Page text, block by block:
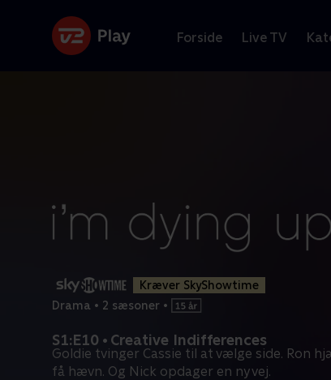
Forside Live TV
Kræver SkyShowtime
Drama • 2 sæsoner •
S1:E10 • Creative Indifferences
Goldie tvinger Cassie til at vælge side. Ron
få hævn. Og Nick opdager en ny vej.